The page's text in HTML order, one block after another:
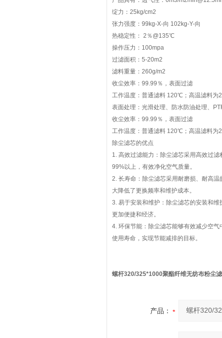
绽力：25kg/cm2
张力强度：99kg-X-向 102kg-Y-向
热稳定性： 2％@135℃
操作压力：100mpa
过滤面积：5-20m2
滤料重量：260g/m2
收尘效率：99.99％，表面过滤
工作温度：普通滤料 120℃；高温滤料为
表面处理：光滑处理、防水防油处理、
收尘效率：99.99％，表面过滤
工作温度：普通滤料 120℃；高温滤料为
除尘滤芯的优点
1. 高效过滤能力：除尘滤芯采用高效过
99%以上，有效净化空气质量。
2. 长寿命：除尘滤芯采用耐磨损、耐高
大降低了更换频率和维护成本。
3. 易于安装和维护：除尘滤芯的安装和
更加便捷和经济。
4. 环保节能：除尘滤芯能够有效减少空
使用寿命，实现节能减排的目标。
螺杆320/325*1000聚酯纤维无纺布粉尘
产品：